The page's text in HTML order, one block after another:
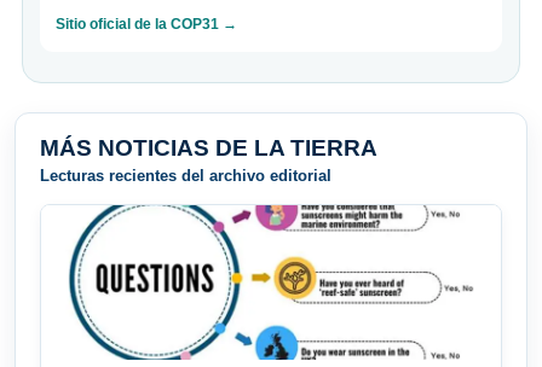
Sitio oficial de la COP31 →
MÁS NOTICIAS DE LA TIERRA
Lecturas recientes del archivo editorial